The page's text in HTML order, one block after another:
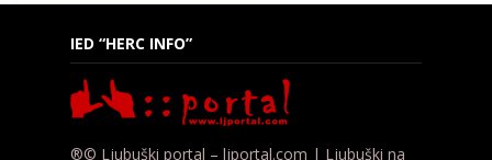
IED “HERC INFO”
®© Ljubuški portal – ljportal.com | Ljubuški na